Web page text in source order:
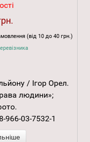
(від 10 до 40 грн.)
/ Ігор Орел.
людини»;
966-03-7532-1